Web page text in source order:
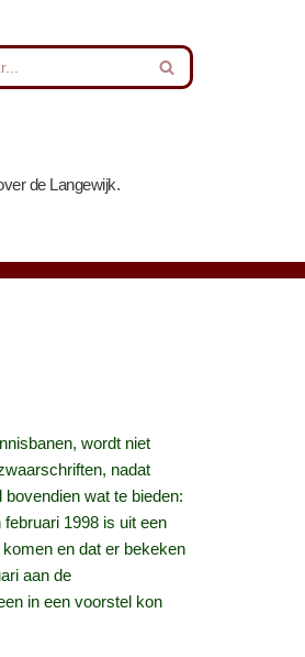
de Langewijk.
wordt niet
nadat
wat te bieden:
1998 is uit een
en dat er bekeken
aan de
in een voorstel kon